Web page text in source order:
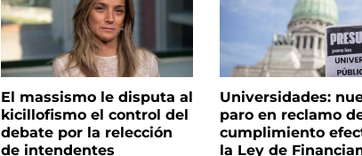
El massismo le disputa al
kicillofismo el control del
debate por la relección
de intendentes
Universidades:
paro en reclamo
cumplimiento
la Ley de